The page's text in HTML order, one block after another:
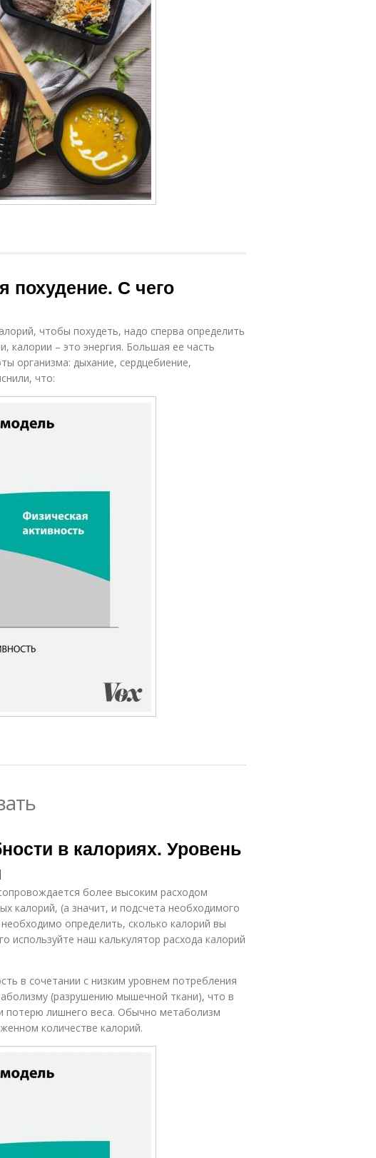
похудение. С чего
чтобы похудеть, надо сперва определить
калории – это энергия. Большая ее часть
организма: дыхание, сердцебиение,
что:
в калориях. Уровень
более высоким расходом
калорий, (а значит, и подсчета необходимого
определить, сколько калорий вы
используйте наш калькулятор расхода калорий
в сочетании с низким уровнем потребления
(разрушению мышечной ткани), что в
потерю лишнего веса. Обычно метаболизм
количестве калорий.